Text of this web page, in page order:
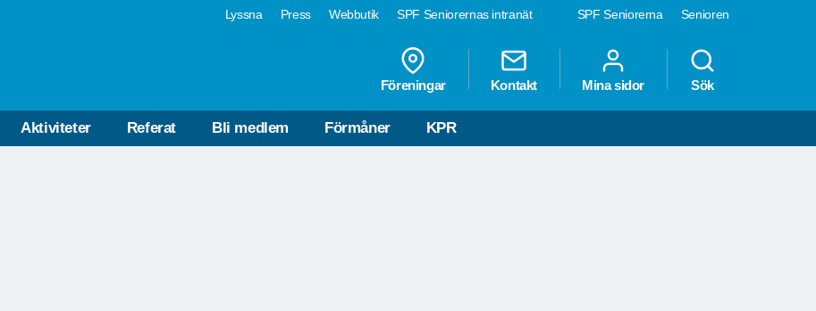
SPF Seniorerna Senioren
Lyssna Press Webbutik SPF Seniorernas intranät
Föreningar Kontakt Mina sidor Sök
Aktiviteter Referat Bli medlem Förmåner KPR
SPF SENIORERNA TIDAHOLM
OM HEMSIDAN